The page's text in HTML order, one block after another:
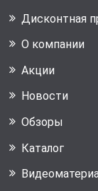
Дисконтная
О компании
Акции
Новости
Обзоры
Каталог